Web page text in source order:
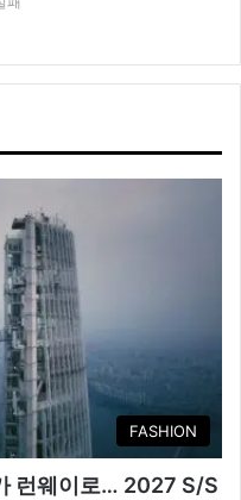
FASHION
런웨이로… 2027 S/S